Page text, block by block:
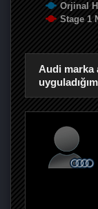
Orjinal
Stage 1
Audi marka